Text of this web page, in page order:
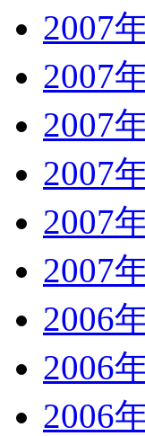
2007
2007
2007
2007
2007
2007
2006
2006
2006